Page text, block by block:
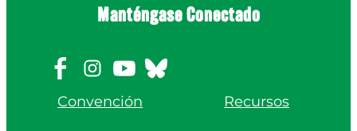
Manténgase Conectado
Convención Recursos